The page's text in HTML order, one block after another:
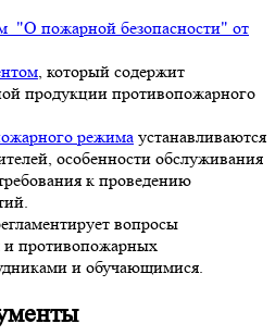
"О пожарной безопасности" от
, который содержит
продукции противопожарного
режима устанавливаются
особенности обслуживания
к проведению
вопросы
и противопожарных
и обучающимися.